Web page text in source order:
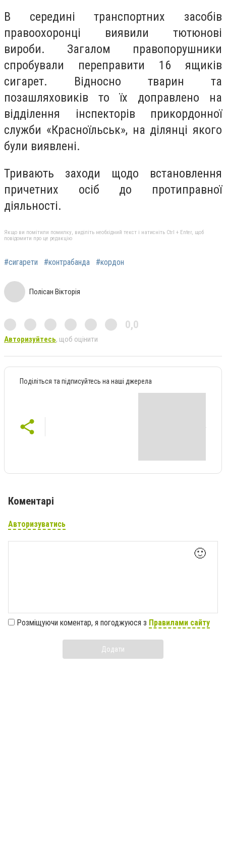
В середині транспортних засобів
правоохоронці виявили тютюнові
вироби. Загалом правопорушники
спробували переправити 16 ящиків
сигарет. Відносно тварин та
позашляховиків то їх доправлено на
відділення інспекторів прикордонної
служби «Красноїльськ», на ділянці якого
були виявлені.
Тривають заходи щодо встановлення
причетних осіб до протиправної
діяльності.
Якщо ви помітили помилку, виділіть необхідний текст і натисніть Ctrl + Enter, щоб
повідомити про це редакцію
#сигарети #контрабанда #кордон
Полісан Вікторія
0,0
Авторизуйтесь, щоб оцінити
Поділіться та підписуйтесь на наші джерела
Коментарі
Авторизуватись
🙂
Розміщуючи коментар, я погоджуюся з Правилами сайту
Додати